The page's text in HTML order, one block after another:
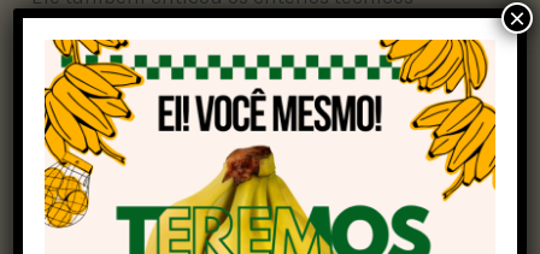
seguro passou a considerar o zoneamento
agrícola de risco, o que prejudica muitos
municípios da região onde o risco é superior a
40%, limitando a apenas 50% do valor
assegurado.
×